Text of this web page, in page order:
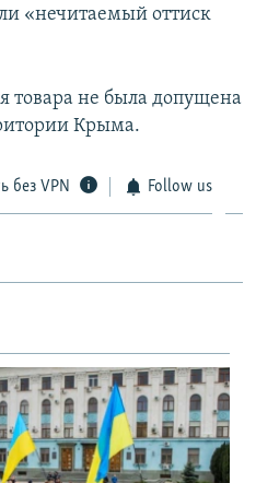
«нечитаемый оттиск
товара не была допущена
Крыма.
без VPN Follow us